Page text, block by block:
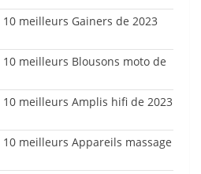
meilleurs Gainers de 2023
meilleurs Blousons moto de
meilleurs Amplis hifi de 2023
meilleurs Appareils massage